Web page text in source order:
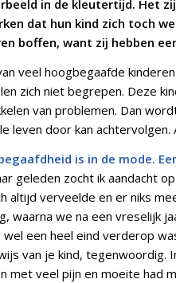
in de kleutertijd. Het
dat hun kind zich toch
boffen, want zij hebben
veel hoogbegaafde
zich niet begrepen. Deze
van problemen. Dan
leven door kan achtervolgen.
is in de mode.
geleden zocht ik aandacht
altijd verveelde en er niks
waarna we na een vreselijk
een heel eind verderop
van je kind, tegenwoordig.
met veel pijn en moeite had